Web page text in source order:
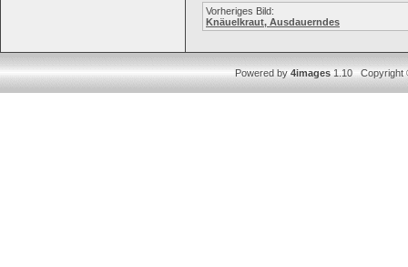
Vorheriges Bild:
Knäuelkraut, Ausdauerndes
Powered by4images1.10 Copyright